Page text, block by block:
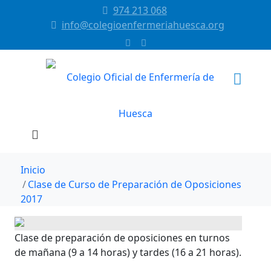
974 213 068
info@colegioenfermeriahuesca.org
Inicio
Clase de Curso de Preparación de Oposiciones
2017
Clase de preparación de oposiciones en turnos
de mañana (9 a 14 horas) y tardes (16 a 21 horas).